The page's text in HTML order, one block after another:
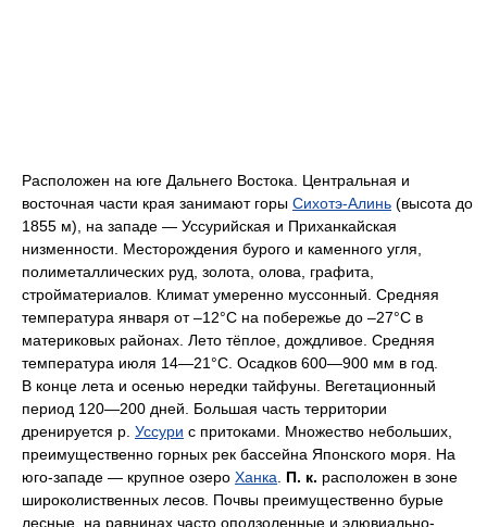
Расположен на юге Дальнего Востока. Центральная и
восточная части края занимают горы Сихотэ-Алинь (высота до
1855 м), на западе — Уссурийская и Приханкайская
низменности. Месторождения бурого и каменного угля,
полиметаллических руд, золота, олова, графита,
стройматериалов. Климат умеренно муссонный. Средняя
температура января от –12°С на побережье до –27°С в
материковых районах. Лето тёплое, дождливое. Средняя
температура июля 14—21°С. Осадков 600—900 мм в год.
В конце лета и осенью нередки тайфуны. Вегетационный
период 120—200 дней. Большая часть территории
дренируется р. Уссури с притоками. Множество небольших,
преимущественно горных рек бассейна Японского моря. На
юго-западе — крупное озеро Ханка П. к. расположен в зоне
широколиственных лесов. Почвы преимущественно бурые
лесные, на равнинах часто оподзоленные и элювиально-